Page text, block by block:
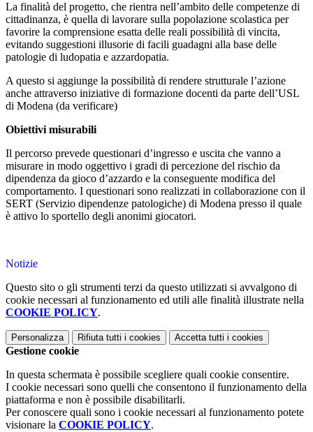
La finalità del progetto, che rientra nell’ambito delle competenze di
cittadinanza, è quella di lavorare sulla popolazione scolastica per
favorire la comprensione esatta delle reali possibilità di vincita,
evitando suggestioni illusorie di facili guadagni alla base delle
patologie di ludopatia e azzardopatia.
A questo si aggiunge la possibilità di rendere strutturale l’azione
anche attraverso iniziative di formazione docenti da parte dell’USL
di Modena (da verificare)
Obiettivi misurabili
Il percorso prevede questionari d’ingresso e uscita che vanno a
misurare in modo oggettivo i gradi di percezione del rischio da
dipendenza da gioco d’azzardo e la conseguente modifica del
comportamento. I questionari sono realizzati in collaborazione con il
SERT (Servizio dipendenze patologiche) di Modena presso il quale
è attivo lo sportello degli anonimi giocatori.
Notizie
Questo sito o gli strumenti terzi da questo utilizzati si avvalgono di
cookie necessari al funzionamento ed utili alle finalità illustrate nella
COOKIE POLICY.
Personalizza Rifiuta tutti i cookies Accetta tutti i cookies
Gestione cookie
In questa schermata è possibile scegliere quali cookie consentire.
I cookie necessari sono quelli che consentono il funzionamento della
piattaforma e non è possibile disabilitarli.
Per conoscere quali sono i cookie necessari al funzionamento potete
visionare la COOKIE POLICY.